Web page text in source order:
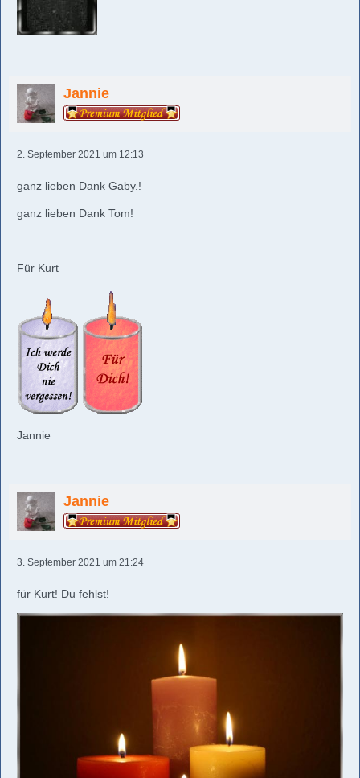
Jannie
2. September 2021 um 12:13
ganz lieben Dank Gaby.!
ganz lieben Dank Tom!
Für Kurt
Jannie
Jannie
3. September 2021 um 21:24
für Kurt! Du fehlst!